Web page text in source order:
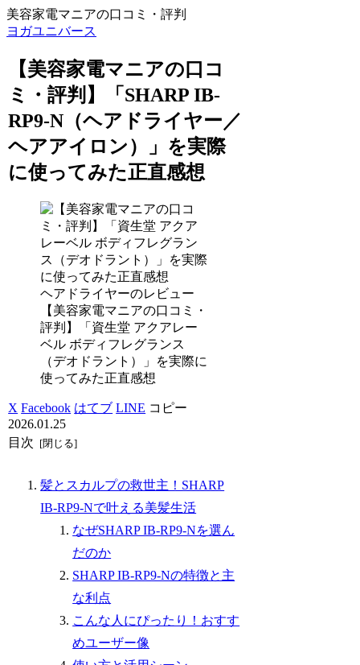
美容家電マニアの口コミ・評判
ヨガユニバース
【美容家電マニアの口コ
ミ・評判】「SHARP IB-
RP9-N（ヘアドライヤー／
ヘアアイロン）」を実際
に使ってみた正直感想
ヘアドライヤーのレビュー
【美容家電マニアの口コミ・
評判】「資生堂 アクアレー
ベル ボディフレグランス
（デオドラント）」を実際に
使ってみた正直感想
X Facebook はてブ LINE コピー
2026.01.25
目次
髪とスカルプの救世主！SHARP
IB-RP9-Nで叶える美髪生活
なぜSHARP IB-RP9-Nを選ん
だのか
SHARP IB-RP9-Nの特徴と主
な利点
こんな人にぴったり！おすす
めユーザー像